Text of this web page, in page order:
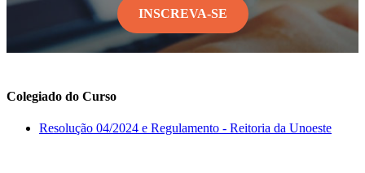
INSCREVA-SE
Colegiado do Curso
Resolução 04/2024 e Regulamento - Reitoria da Unoeste